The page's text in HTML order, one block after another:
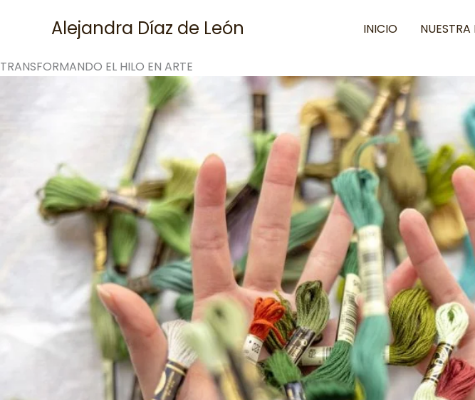
Alejandra Díaz de León INICIO
TRANSFORMANDO EL HILO EN ARTE